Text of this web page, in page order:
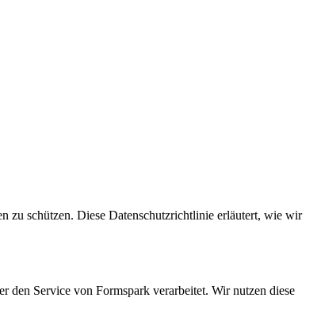
zu schützen. Diese Datenschutzrichtlinie erläutert, wie wir
den Service von Formspark verarbeitet. Wir nutzen diese